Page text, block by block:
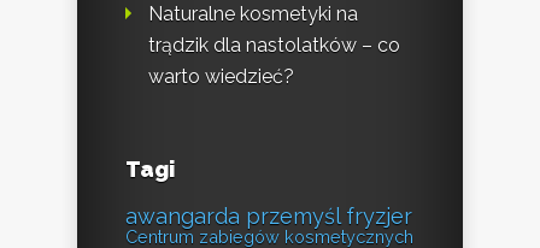
Naturalne kosmetyki na
trądzik dla nastolatków – co
warto wiedzieć?
Tagi
awangarda przemyśl fryzjer
Centrum zabiegów kosmetycznych